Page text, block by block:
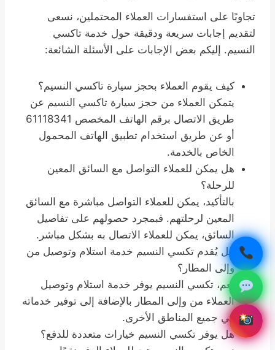
تجاوبًا على استفسارات العملاء المحتملين، نسعى
لتقديم إجابات سريعة ودقيقة حول خدمة تاكسي
النسيم. إليكم بعض الإجابات على الأسئلة الشائعة:
كيف يقوم العملاء بحجز سيارة تاكسي النسيم؟
يتمكن العملاء من حجز سيارة تاكسي النسيم عن
طريق الاتصال برقم الهاتف المخصص 61118341
أو عن طريق استخدام تطبيق الهاتف المحمول
الخاص بالخدمة.
هل يمكن للعملاء التواصل مع السائق المعين
للرحلة؟
بالتأكيد، يمكن للعملاء التواصل مباشرة مع السائق
المعين لرحلتهم. فبمجرد حصولهم على تفاصيل
السائق، يمكن للعملاء الاتصال به بشكل مباشر.
هل يُقدم تكسي النسيم خدمة استلام وتوصيل من
وإلى المطار؟
نعم، تكسي النسيم يوفر خدمة استلام وتوصيل
العملاء من وإلى المطار بالإضافة إلى توفير خدماته
في جميع المناطق الأخرى.
هل يوفر تكسي النسيم خيارات متعددة للدفع؟